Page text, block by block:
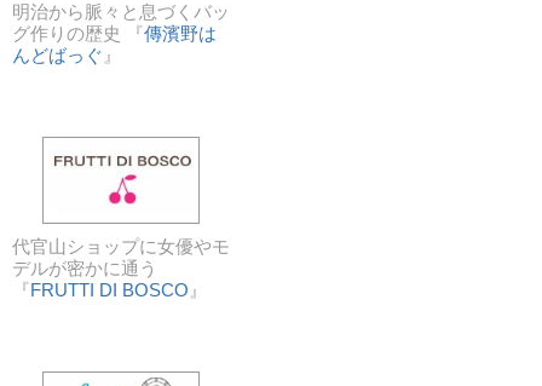
明治から脈々と息づくバッ
グ作りの歴史 『傳濱野は
んどばっぐ 』
代官山ショップに女優やモ
デルが密かに通う
『FRUTTI DI BOSCO 』